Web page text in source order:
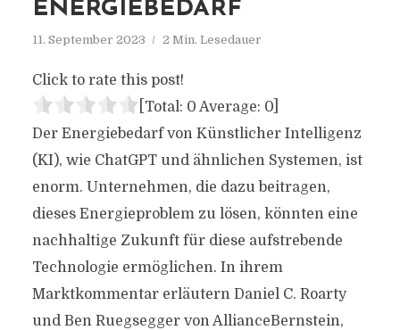
ENERGIEBEDARF
11. September 2023 2 Min. Lesedauer
Click to rate this post!
[Total: 0 Average: 0]
Der Energiebedarf von Künstlicher Intelligenz
(KI), wie ChatGPT und ähnlichen Systemen, ist
enorm. Unternehmen, die dazu beitragen,
dieses Energieproblem zu lösen, könnten eine
nachhaltige Zukunft für diese aufstrebende
Technologie ermöglichen. In ihrem
Marktkommentar erläutern Daniel C. Roarty
und Ben Ruegsegger von AllianceBernstein,